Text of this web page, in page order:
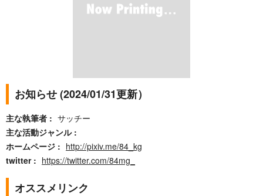
お知らせ (2024/01/31更新）
主な執筆者
サッチー
主な活動ジャンル
ホームページ
http://pixiv.me/84_kg
twitter
https://twitter.com/84mg_
オススメリンク